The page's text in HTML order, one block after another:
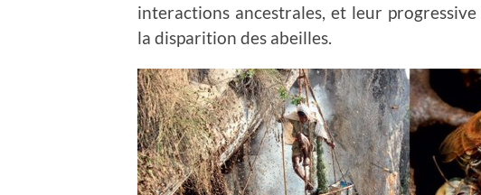
interactions ancestrales, et leur
la disparition des abeilles.